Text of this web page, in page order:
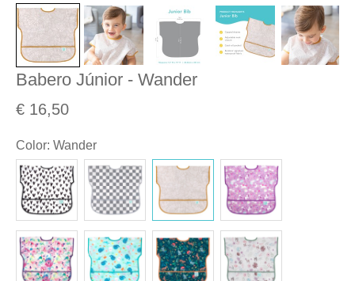
Babero Júnior - Wander
€ 16,50
Color: Wander